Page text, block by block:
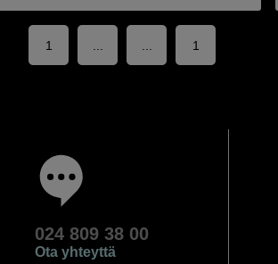
1 1
024 809 38 00
Ota yhteyttä